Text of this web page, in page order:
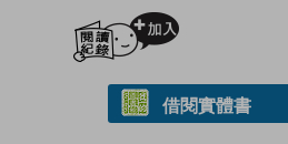
借閱實體書